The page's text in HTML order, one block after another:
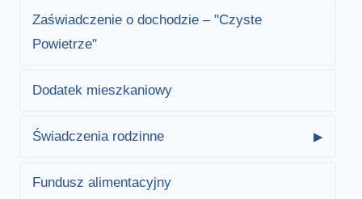
Zaświadczenie o dochodzie – "Czyste
Powietrze"
Dodatek mieszkaniowy
Świadczenia rodzinne
Fundusz alimentacyjny